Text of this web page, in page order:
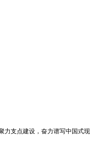
力支点建设，奋力谱写中国式现